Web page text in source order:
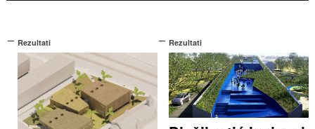
Rezultati Rezultati